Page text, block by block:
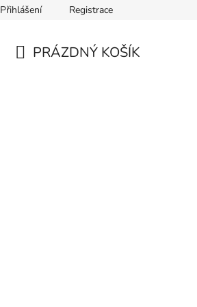
Přihlášení Registrace
PRÁZDNÝ KOŠÍK